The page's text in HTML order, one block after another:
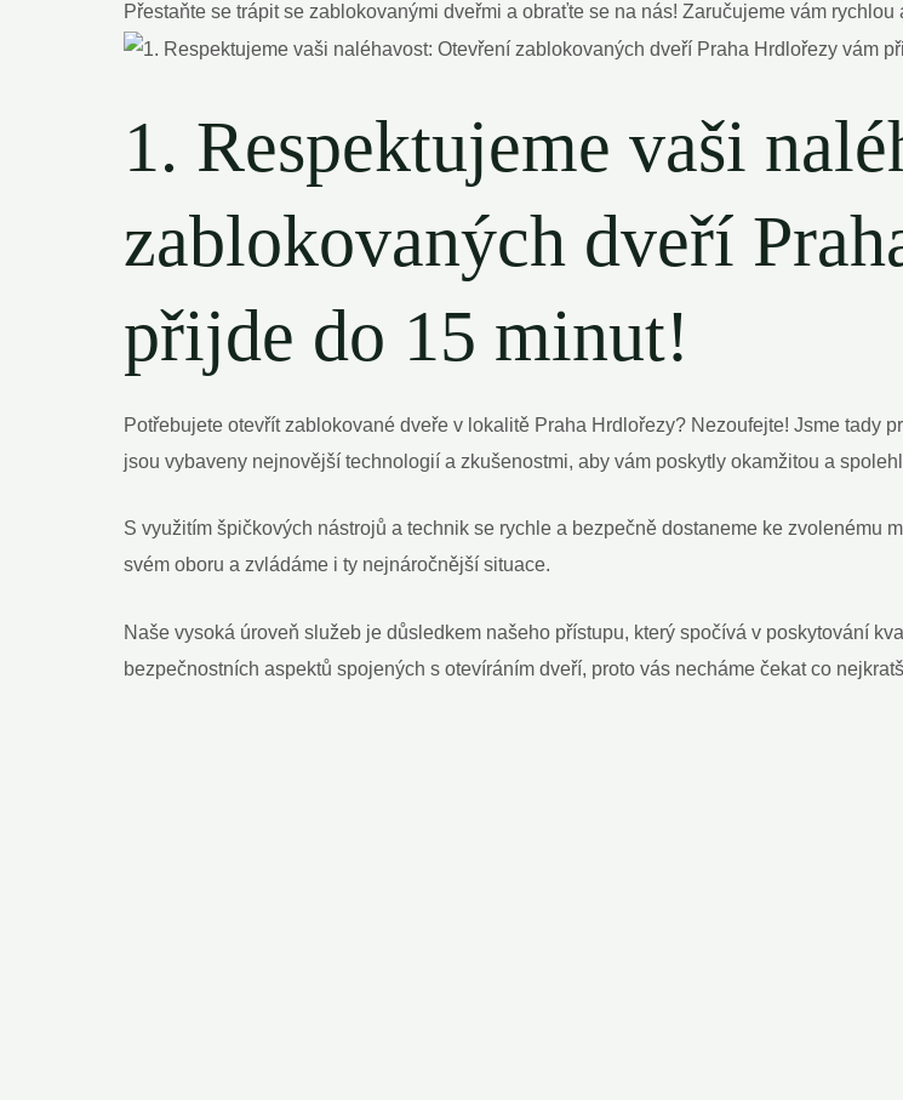
Přestaňte se trápit se zablokovanými dveřmi a obraťte se na nás! Zaručujeme vám
1. Respektujeme vaši
zablokovaných dveří
přijde do 15 minut!
Potřebujete otevřít zablokované dveře v lokalitě Praha Hrdlořezy? Nezoufejte! Jsme tady
jsou vybaveny nejnovější technologií a zkušenostmi, aby vám poskytly okamžitou a
S využitím špičkových nástrojů a technik se rychle a bezpečně dostaneme ke zvolenému
svém oboru a zvládáme i ty nejnáročnější situace.
Naše vysoká úroveň služeb je důsledkem našeho přístupu, který spočívá v poskytování
bezpečnostních aspektů spojených s otevíráním dveří, proto vás necháme čekat co